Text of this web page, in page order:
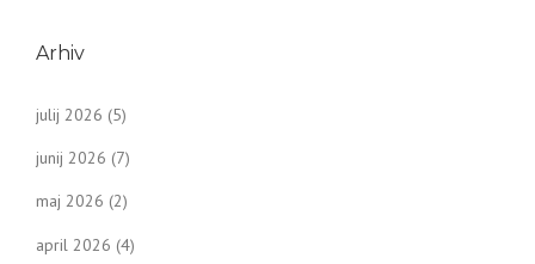
Arhiv
julij 2026 (5)
junij 2026 (7)
maj 2026 (2)
april 2026 (4)